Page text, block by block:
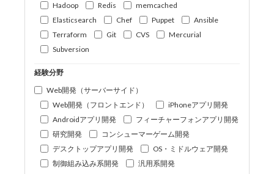
Hadoop
Redis
memcached
Elasticsearch
Chef Puppet
Ansible
Terraform
Git CVS
Mercurial
Subversion
経験分野
Web開発（サーバーサイド）
Web開発（フロントエンド）
iPhoneアプリ開発
Androidアプリ開発
フィーチャーフォンアプリ開発
研究開発
コンシューマーゲーム開発
デスクトップアプリ開発
OS・ミドルウェア開発
制御組み込み系開発
汎用系開発